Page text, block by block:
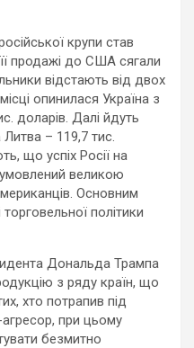
крупи став
продажі до США сягали
відстають від двох
опинилася Україна з
доларів. Далі йдуть
Литва – 119,7 тис.
що успіх Росії на
великою
Основним
політики
Дональда Трампа
з ряду країн, що
хто потрапив під
при цьому
безмитно